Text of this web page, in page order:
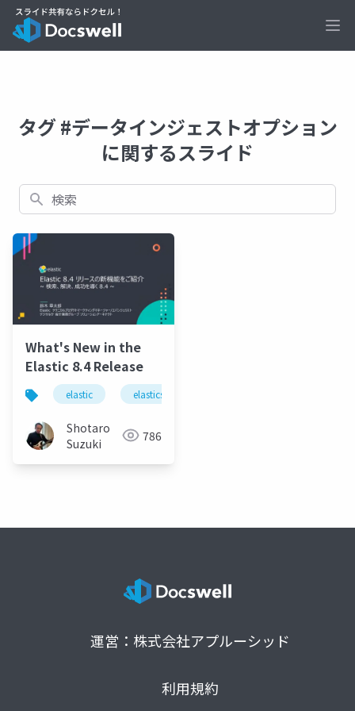
タグ #データインジェストオプション
に関するスライド
検索
What's New in the
Elastic 8.4 Release
elastic elasticsearch
Shotaro
Suzuki
786
運営：株式会社アプルーシッド
利用規約